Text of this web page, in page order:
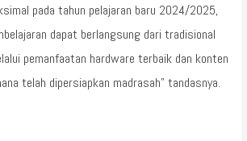
pada tahun pelajaran baru 2024/2025,
dapat berlangsung dari tradisional
pemanfaatan hardware terbaik dan konten
telah dipersiapkan madrasah” tandasnya.